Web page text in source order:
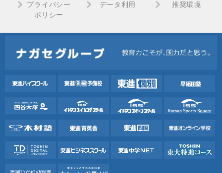
プライバシー
ポリシー
データ利用 推奨環境